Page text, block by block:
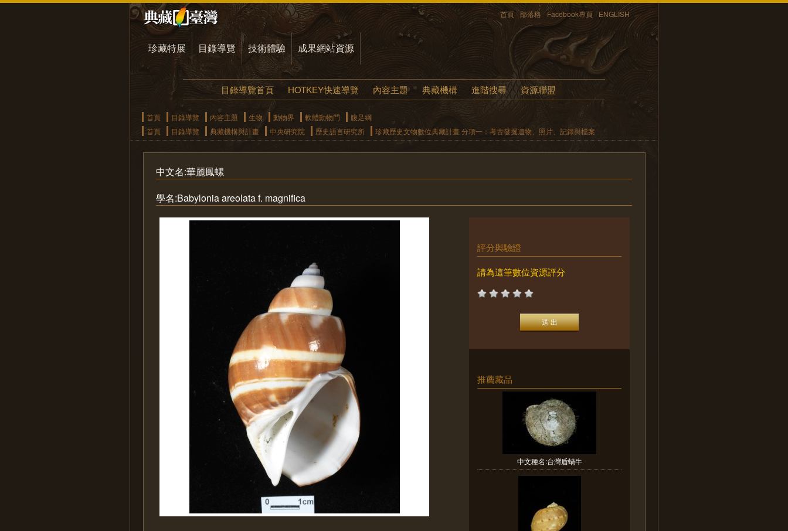
首頁 部落格 Facebook專頁 ENGLISH
珍藏特展 目錄導覽 技術體驗 成果網站資源
目錄導覽首頁 HOTKEY快速導覽 內容主題 典藏機構 進階搜尋 資源聯盟
首頁 目錄導覽 內容主題 生物 動物界 軟體動物門
腹足綱
首頁
目錄導覽 典藏機構與計畫 中央研究院 歷史語言研究所 珍藏歷史文物數位典藏計畫 分項一：考古發掘遺物、照片、記錄與檔案
中文名:華麗鳳螺
學名:Babylonia areolata f. magnifica
評分與驗證
請為這筆數位資源評分
推薦藏品
中文種名:台灣盾蝸牛